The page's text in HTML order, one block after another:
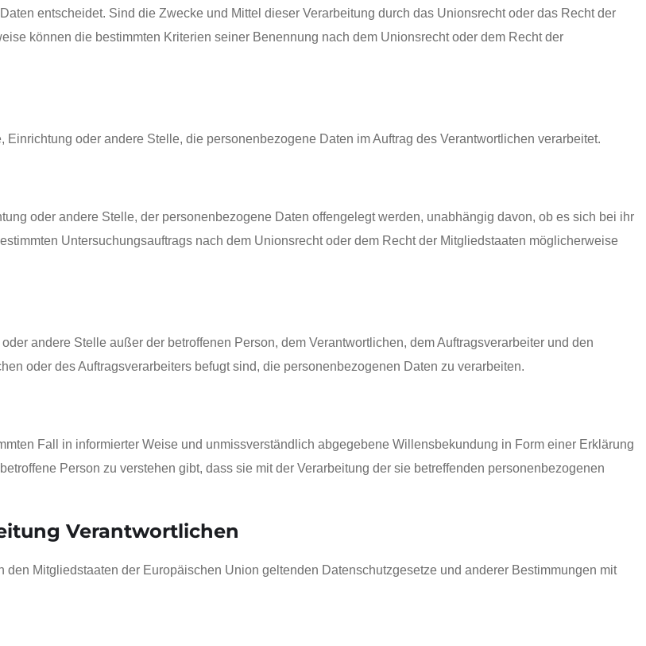
entscheidet. Sind die Zwecke und Mittel dieser Verarbeitung durch das Unionsrecht oder das Recht der
können die bestimmten Kriterien seiner Benennung nach dem Unionsrecht oder dem Recht der
oder andere Stelle, die personenbezogene Daten im Auftrag des Verantwortlichen verarbeitet.
oder andere Stelle, der personenbezogene Daten offengelegt werden, unabhängig davon, ob es sich bei ihr
Untersuchungsauftrags nach dem Unionsrecht oder dem Recht der Mitgliedstaaten möglicherweise
andere Stelle außer der betroffenen Person, dem Verantwortlichen, dem Auftragsverarbeiter und den
oder des Auftragsverarbeiters befugt sind, die personenbezogenen Daten zu verarbeiten.
Fall in informierter Weise und unmissverständlich abgegebene Willensbekundung in Form einer Erklärung
Person zu verstehen gibt, dass sie mit der Verarbeitung der sie betreffenden personenbezogenen
Verantwortlichen
Mitgliedstaaten der Europäischen Union geltenden Datenschutzgesetze und anderer Bestimmungen mit